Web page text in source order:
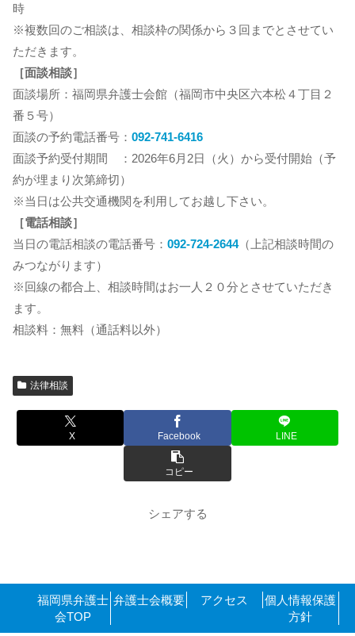
時
※複数回のご相談は、相談枠の関係から３回までとさせてい
ただきます。
［面談相談］
面談場所：福岡県弁護士会館（福岡市中央区六本松４丁目２
番５号）
面談の予約電話番号： 092-741-6416
面談予約受付期間 ：2026年6月2日（火）から受付開始（予
約が埋まり次第締切）
※当日は公共交通機関を利用してお越し下さい。
［電話相談］
当日の電話相談の電話番号： 092-724-2644（上記相談時間の
みつながります）
※回線の都合上、相談時間はお一人２０分とさせていただき
ます。
相談料：無料（通話料以外）
法律相談
X Facebook LINE
コピー
シェアする
福岡県弁護士
会TOP
弁護士会概要 アクセス
個人情報保護
方針